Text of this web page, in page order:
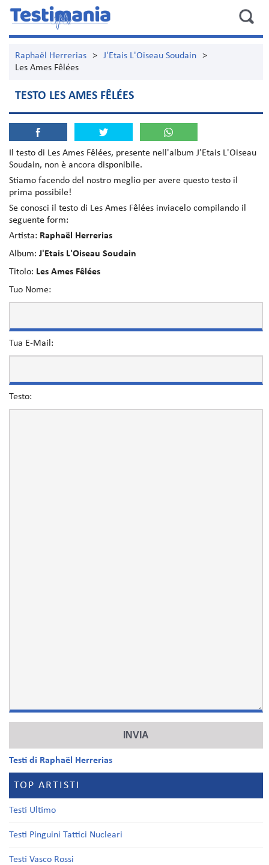
Raphaël Herrerias > J'Etais L'Oiseau Soudain
>
Les Ames Fêlées
TESTO LES AMES FÊLÉES
Il testo di Les Ames Fêlées, presente nell'album J'Etais L'Oiseau
Soudain, non è ancora disponibile.
Stiamo facendo del nostro meglio per avere questo testo il
prima possibile!
Se conosci il testo di Les Ames Fêlées inviacelo compilando il
seguente form:
Artista: Raphaël Herrerias
Album: J'Etais L'Oiseau Soudain
Titolo: Les Ames Fêlées
Tuo Nome:
Tua E-Mail:
Testo:
Testi di Raphaël Herrerias
TOP ARTISTI
Testi Ultimo
Testi Pinguini Tattici Nucleari
Testi Vasco Rossi